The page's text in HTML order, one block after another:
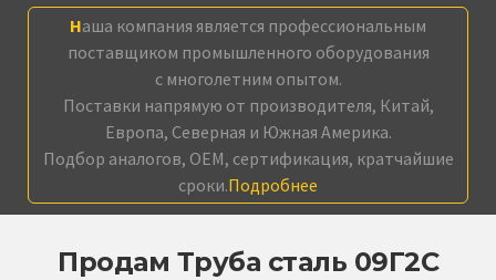
Наша компания является профессиональным
поставщиком промышленного оборудования
с многолетним опытом.
Поставки напрямую от производителя, Китай,
Европа, Северная и Южная Америка.
Подбор аналогов, OEM, сертификация, кратчайшие
сроки.Подробнее
Продам Труба сталь 09Г2С